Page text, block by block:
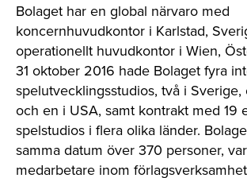
Bolaget har en global närvaro med
koncernhuvudkontor i Karlstad,
operationellt huvudkontor i Wien,
31 oktober 2016 hade Bolaget fyra
spelutvecklingsstudios, två i Sverige,
och en i USA, samt kontrakt med 19
spelstudios i flera olika länder.
samma datum över 370 personer,
medarbetare inom